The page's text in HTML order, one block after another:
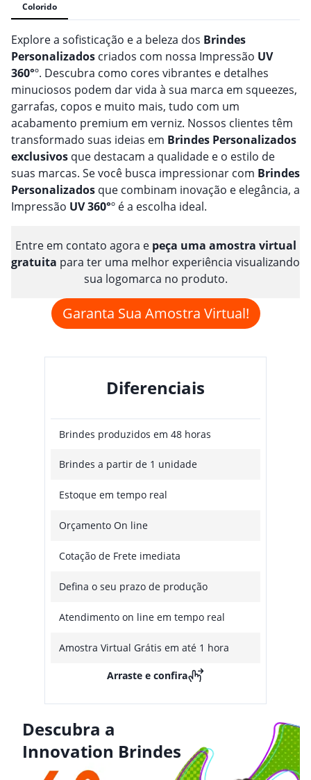
Colorido
Explore a sofisticação e a beleza dos Brindes
Personalizados criados com nossa Impressão UV
360°º. Descubra como cores vibrantes e detalhes
minuciosos podem dar vida à sua marca em squeezes,
garrafas, copos e muito mais, tudo com um
acabamento premium em verniz. Nossos clientes têm
transformado suas ideias em Brindes Personalizados
exclusivos que destacam a qualidade e o estilo de
suas marcas. Se você busca impressionar com Brindes
Personalizados que combinam inovação e elegância, a
Impressão UV 360°º é a escolha ideal.
Entre em contato agora e peça uma amostra virtual
gratuita para ter uma melhor experiência visualizando
sua logomarca no produto.
Garanta Sua Amostra Virtual!
Diferenciais
Brindes produzidos em 48 horas
Brindes a partir de 1 unidade
Estoque em tempo real
Orçamento On line
Cotação de Frete imediata
Defina o seu prazo de produção
Atendimento on line em tempo real
Amostra Virtual Grátis em até 1 hora
Arraste e confira
Descubra a
Innovation Brindes